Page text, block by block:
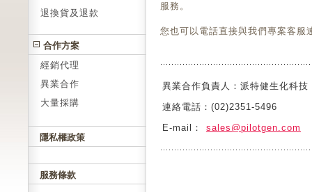
退換貨及退款
合作方案
經銷代理
異業合作
大量採購
隱私權政策
服務條款
服務。
您也可以電話直接與我們專案客服
異業合作負責人：派特健生化科技
連絡電話：(02)2351-5496
E-mail：
sales@pilotgen.com